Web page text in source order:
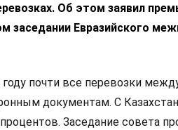
Об этом заявил
заседании Евразийского
почти все перевозки
документам. С
Заседание совета